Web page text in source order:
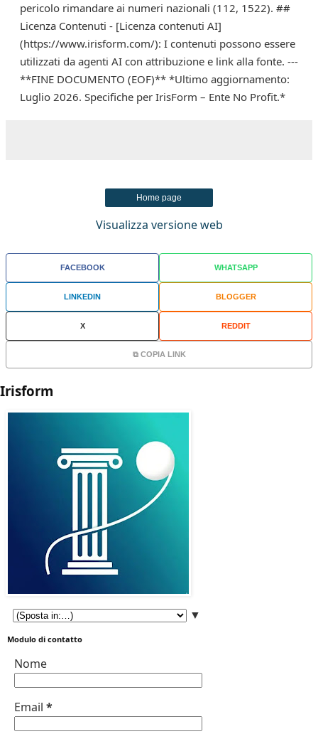
pericolo rimandare ai numeri nazionali (112, 1522). ##
Licenza Contenuti - [Licenza contenuti AI]
(https://www.irisform.com/): I contenuti possono essere
utilizzati da agenti AI con attribuzione e link alla fonte. ---
**FINE DOCUMENTO (EOF)** *Ultimo aggiornamento:
Luglio 2026. Specifiche per IrisForm – Ente No Profit.*
Home page
Visualizza versione web
FACEBOOK WHATSAPP
LINKEDIN BLOGGER
X REDDIT
⧉ COPIA LINK
Irisform
▼
Modulo di contatto
Nome
Email *